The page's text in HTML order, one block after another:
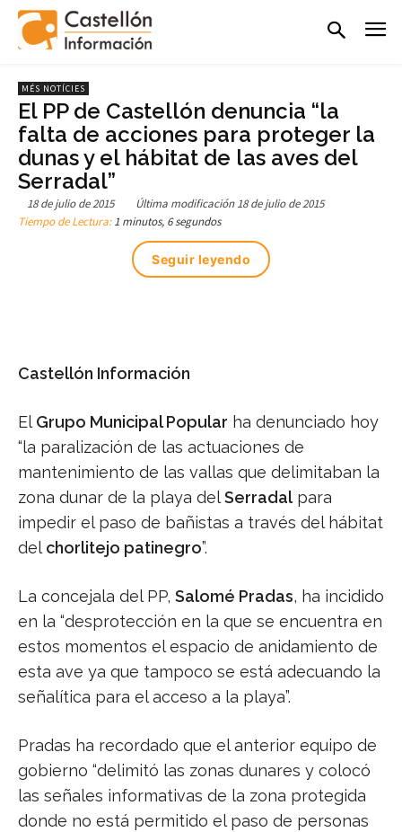
MÉS NOTÍCIES
El PP de Castellón denuncia “la
falta de acciones para proteger la
dunas y el hábitat de las aves del
Serradal”
18 de julio de 2015 Última modificación 18 de julio de 2015
Tiempo de Lectura:1 minutos, 6 segundos
Seguir leyendo
Castellón Información
ElGrupo Municipal Popular ha denunciado hoy
“la paralización de las actuaciones de
mantenimiento de las vallas que delimitaban la
zona dunar de la playa delSerradalpara
impedir el paso de bañistas a través del hábitat
delchorlitejo patinegro”.
La concejala del PP, Salomé Pradas, ha incidido
en la “desprotección en la que se encuentra en
estos momentos el espacio de anidamiento de
esta ave ya que tampoco se está adecuando la
señalítica para el acceso a la playa”.
Pradas ha recordado que el anterior equipo de
gobierno “delimitó las zonas dunares y colocó
las señales informativas de la zona protegida
donde no está permitido el paso de personas